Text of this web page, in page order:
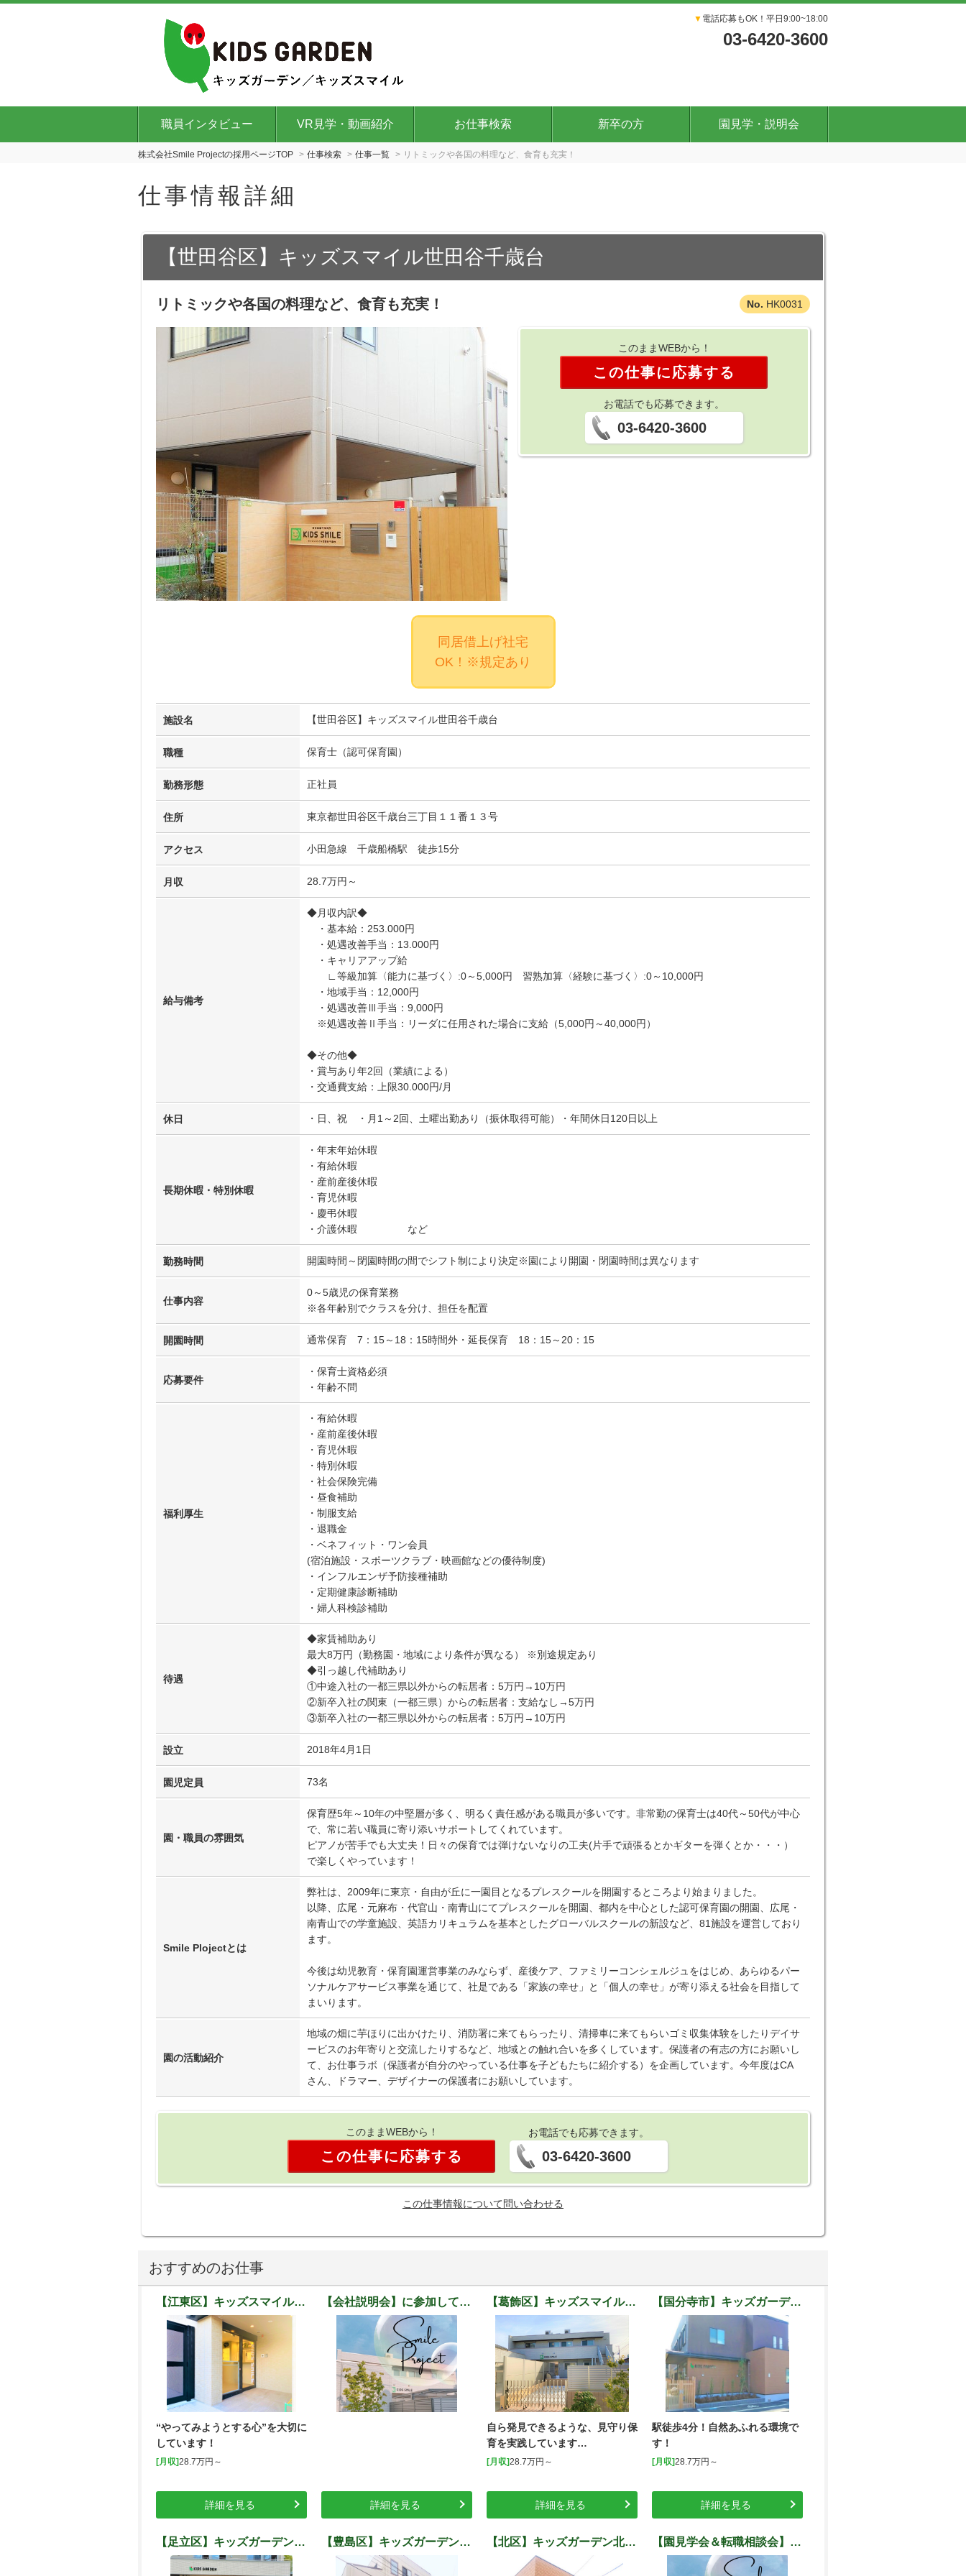
▼ 電話応募もOK！平日9:00~18:00
03-6420-3600
職員インタビュー VR見学・動画紹介 お仕事検索 新卒の方 園見学・説明会
株式会社Smile Projectの採用ページTOP 仕事検索 仕事一覧 リトミックや各国の料理など、食育も充実！
仕事情報詳細
【世田谷区】キッズスマイル世田谷千歳台
HK0031
リトミックや各国の料理など、食育も充実！
このままWEBから！
この仕事に応募する
お電話でも応募できます。
03-6420-3600
同居借上げ社宅
OK！※規定あり
施設名 【世田谷区】キッズスマイル世田谷千歳台
職種 保育士（認可保育園）
勤務形態 正社員
住所 東京都世田谷区千歳台三丁目１１番１３号
アクセス 小田急線 千歳船橋駅 徒歩15分
月収 28.7万円～
給与備考
◆月収内訳◆
・基本給：253.000円
・処遇改善手当：13.000円
・キャリアアップ給
∟等級加算〈能力に基づく〉:0～5,000円 習熟加算〈経験に基づく〉:0～10,000円
・地域手当：12,000円
・処遇改善Ⅲ手当：9,000円
※処遇改善Ⅱ手当：リーダに任用された場合に支給（5,000円～40,000円）
◆その他◆
・賞与あり年2回（業績による）
・交通費支給：上限30.000円/月
休日 ・日、祝 ・月1～2回、土曜出勤あり（振休取得可能）・年間休日120日以上
長期休暇・特別休暇
・年末年始休暇
・有給休暇
・産前産後休暇
・育児休暇
・慶弔休暇
・介護休暇 など
勤務時間 開園時間～閉園時間の間でシフト制により決定※園により開園・閉園時間は異なります
仕事内容
0～5歳児の保育業務
※各年齢別でクラスを分け、担任を配置
開園時間 通常保育 7：15～18：15時間外・延長保育 18：15～20：15
応募要件
・保育士資格必須
・年齢不問
福利厚生
・有給休暇
・産前産後休暇
・育児休暇
・特別休暇
・社会保険完備
・昼食補助
・制服支給
・退職金
・ベネフィット・ワン会員
(宿泊施設・スポーツクラブ・映画館などの優待制度)
・インフルエンザ予防接種補助
・定期健康診断補助
・婦人科検診補助
待遇
◆家賃補助あり
最大8万円（勤務園・地域により条件が異なる） ※別途規定あり
◆引っ越し代補助あり
①中途入社の一都三県以外からの転居者：5万円→10万円
②新卒入社の関東（一都三県）からの転居者：支給なし→5万円
③新卒入社の一都三県以外からの転居者：5万円→10万円
設立 2018年4月1日
園児定員 73名
園・職員の雰囲気
保育歴5年～10年の中堅層が多く、明るく責任感がある職員が多いです。非常勤の保育士は40代～50代が中心
で、常に若い職員に寄り添いサポートしてくれています。
ピアノが苦手でも大丈夫！日々の保育では弾けないなりの工夫(片手で頑張るとかギターを弾くとか・・・）
で楽しくやっています！
Smile Plojectとは
弊社は、2009年に東京・自由が丘に一園目となるプレスクールを開園するところより始まりました。
以降、広尾・元麻布・代官山・南青山にてプレスクールを開園、都内を中心とした認可保育園の開園、広尾・
南青山での学童施設、英語カリキュラムを基本としたグローバルスクールの新設など、81施設を運営しており
ます。
今後は幼児教育・保育園運営事業のみならず、産後ケア、ファミリーコンシェルジュをはじめ、あらゆるパー
ソナルケアサービス事業を通じて、社是である「家族の幸せ」と「個人の幸せ」が寄り添える社会を目指して
まいります。
園の活動紹介
地域の畑に芋ほりに出かけたり、消防署に来てもらったり、清掃車に来てもらいゴミ収集体験をしたりデイサ
ービスのお年寄りと交流したりするなど、地域との触れ合いを多くしています。保護者の有志の方にお願いし
て、お仕事ラボ（保護者が自分のやっている仕事を子どもたちに紹介する）を企画しています。今年度はCA
さん、ドラマー、デザイナーの保護者にお願いしています。
このままWEBから！
この仕事に応募する
お電話でも応募できます。
03-6420-3600
この仕事情報について問い合わせる
おすすめのお仕事
【江東区】キッズスマイル江東東砂
“やってみようとする心”を大切に
しています！
[月収]28.7万円～
詳細を見る
【会社説明会】に参加して当社を知ろう♪
詳細を見る
【葛飾区】キッズスマイル葛飾東金町
自ら発見できるような、見守り保
育を実践しています…
[月収]28.7万円～
詳細を見る
【国分寺市】キッズガーデン国立駅前
駅徒歩4分！自然あふれる環境で
す！
[月収]28.7万円～
詳細を見る
【足立区】キッズガーデン足立扇 【豊島区】キッズガーデン西巣鴨 【北区】キッズガーデン北区滝野川 【園見学会＆転職相談会】に参加して当社を知ろう♪